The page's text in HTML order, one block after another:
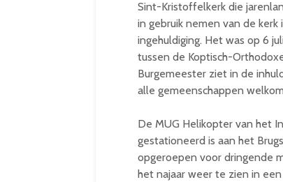
Sint-Kristoffelkerk die
in gebruik nemen van de
ingehuldiging. Het was op 6
tussen de Koptisch-
Burgemeester ziet in de
alle gemeenschappen
De MUG Helikopter van het
gestationeerd is aan het
opgeroepen voor dringende
het najaar weer te zien in